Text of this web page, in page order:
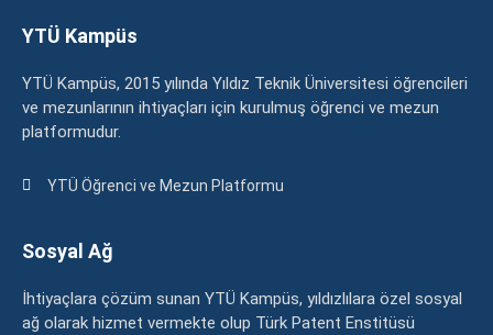
YTÜ Kampüs
YTÜ Kampüs, 2015 yılında Yıldız Teknik Üniversitesi öğrencileri
ve mezunlarının ihtiyaçları için kurulmuş öğrenci ve mezun
platformudur.
YTÜ Öğrenci ve Mezun Platformu
Sosyal Ağ
İhtiyaçlara çözüm sunan YTÜ Kampüs, yıldızlılara özel sosyal
ağ olarak hizmet vermekte olup Türk Patent Enstitüsü